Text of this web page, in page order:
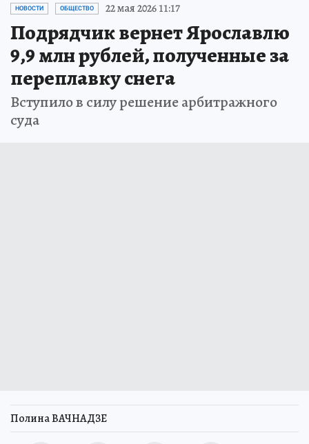
НОВОСТИ ОБЩЕСТВО 22 мая 2026 11:17
Подрядчик вернет Ярославлю
9,9 млн рублей, полученные за
переплавку снега
Вступило в силу решение арбитражного
суда
Полина ВАЧНАДЗЕ